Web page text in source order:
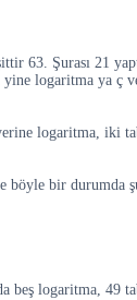
63. Şurası 21
logaritma ya ç
logaritma,
bir durumda
beş logaritma, 49